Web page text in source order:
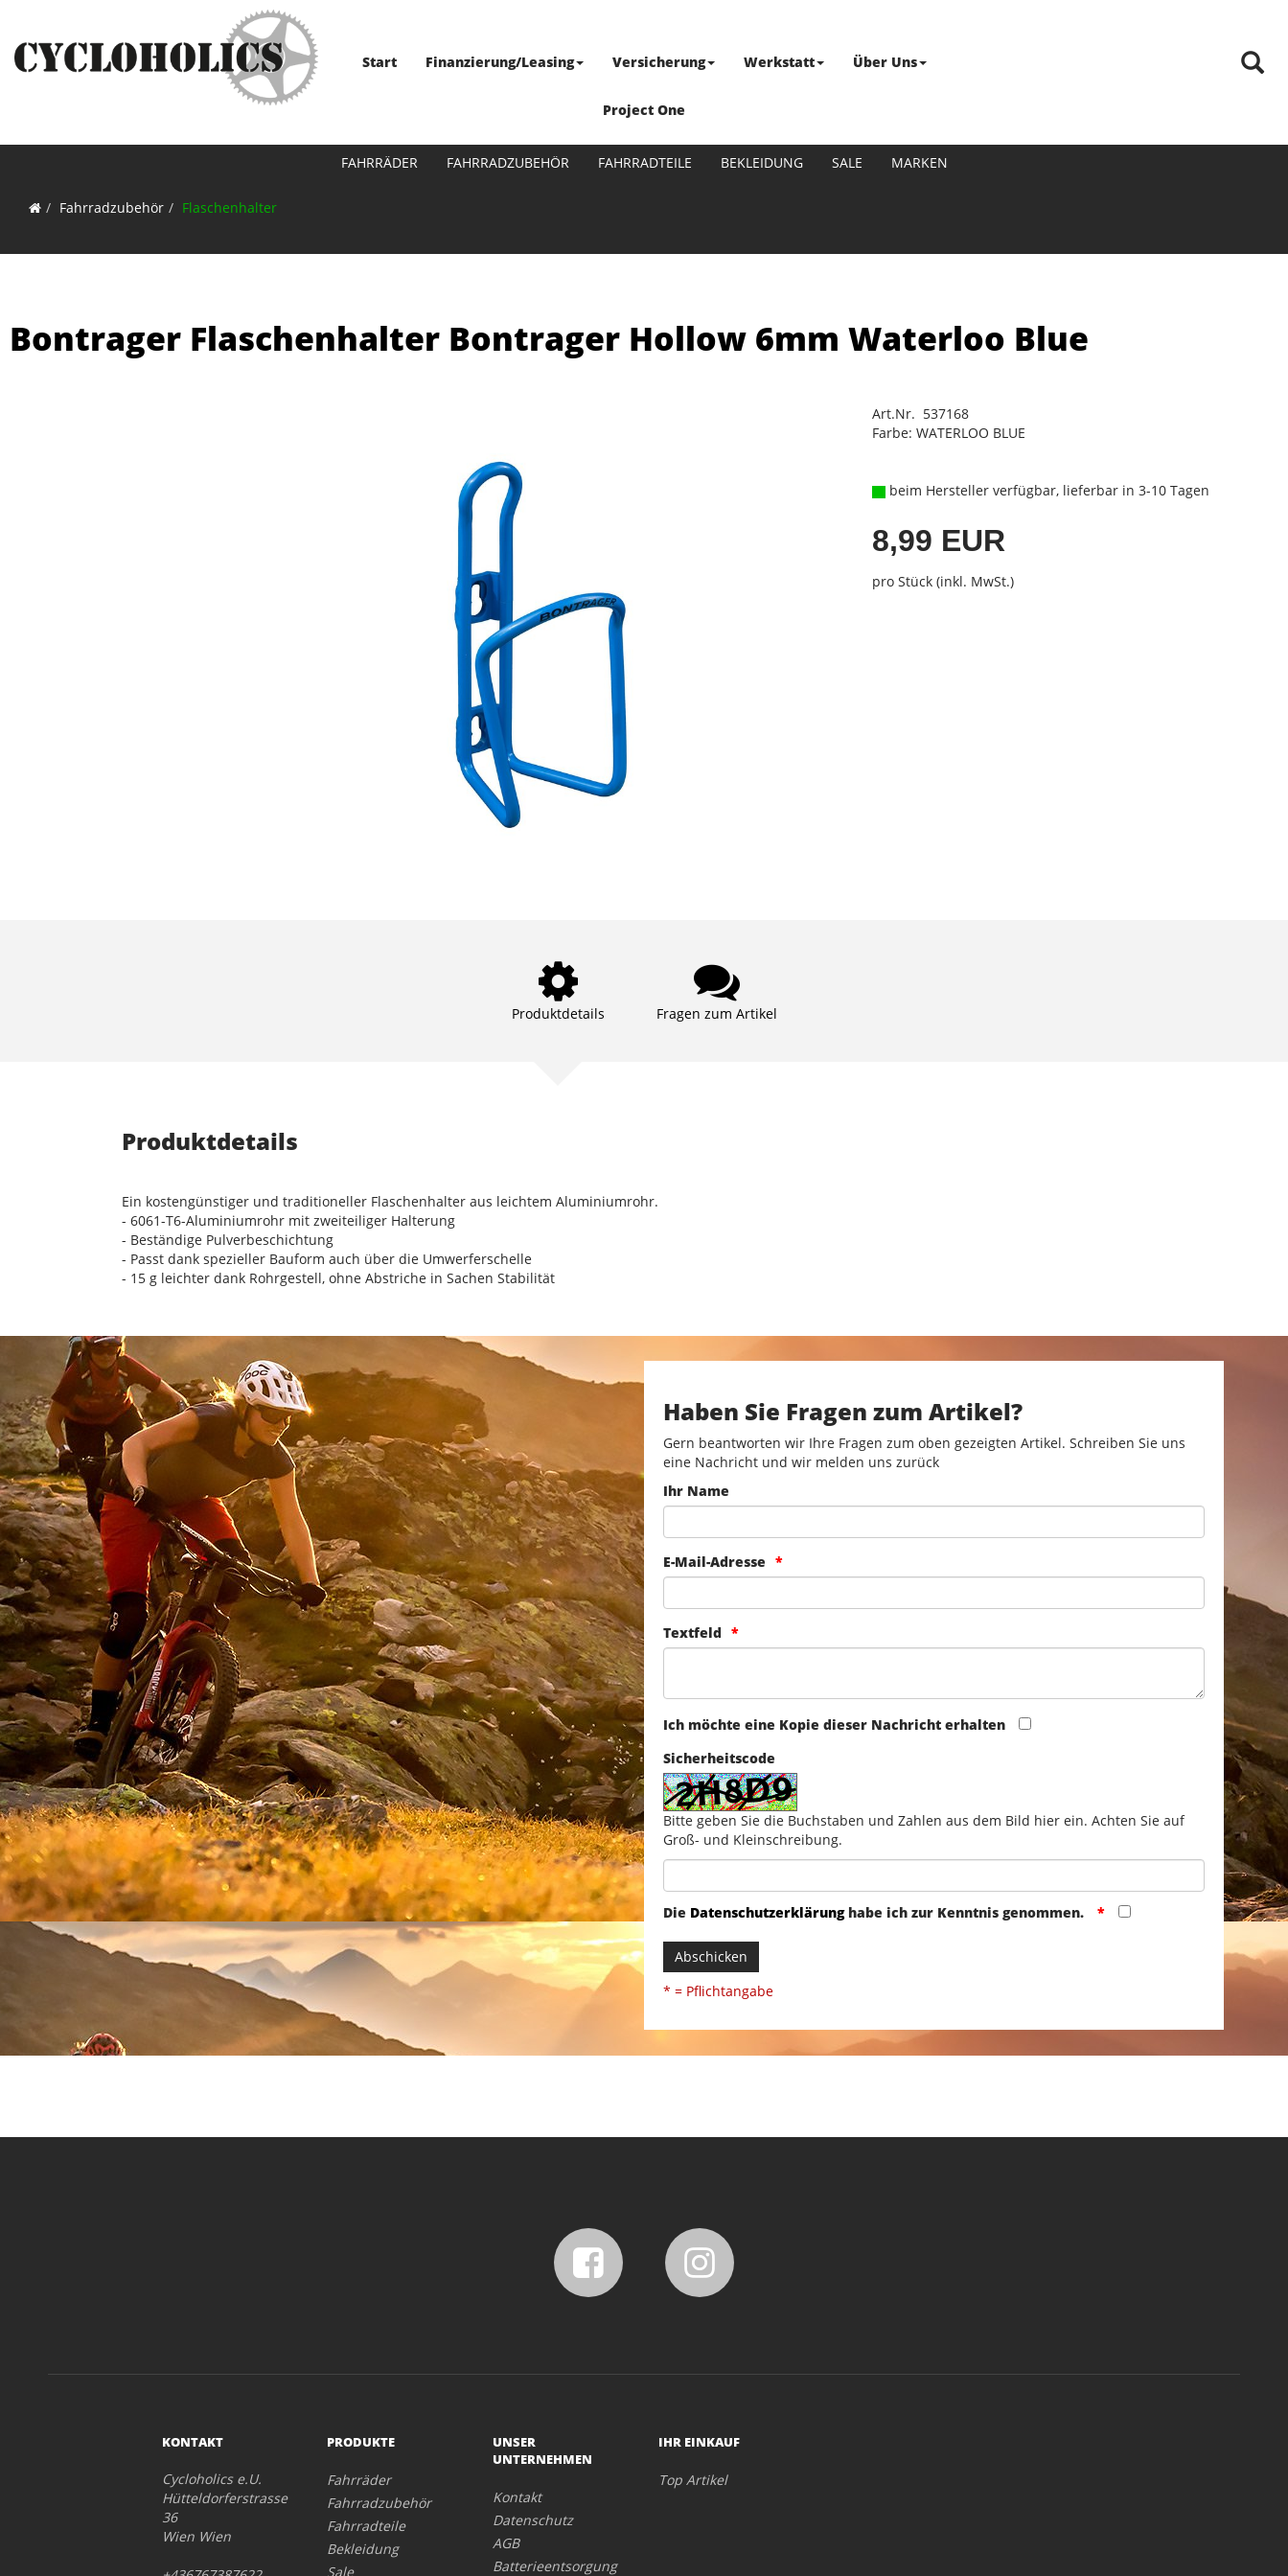
Start Finanzierung/Leasing Versicherung Werkstatt Über Uns
Project One
FAHRRÄDER FAHRRADZUBEHÖR FAHRRADTEILE BEKLEIDUNG SALE MARKEN
Fahrradzubehör Flaschenhalter
Bontrager Flaschenhalter Bontrager Hollow 6mm Waterloo Blue
Art.Nr. 537168
Farbe: WATERLOO BLUE
beim Hersteller verfügbar, lieferbar in 3-10 Tagen
8,99 EUR
pro Stück (inkl. MwSt.)
Produktdetails Fragen zum Artikel
Produktdetails
Ein kostengünstiger und traditioneller Flaschenhalter aus leichtem Aluminiumrohr.
- 6061-T6-Aluminiumrohr mit zweiteiliger Halterung
- Beständige Pulverbeschichtung
- Passt dank spezieller Bauform auch über die Umwerferschelle
- 15 g leichter dank Rohrgestell, ohne Abstriche in Sachen Stabilität
Haben Sie Fragen zum Artikel?
Gern beantworten wir Ihre Fragen zum oben gezeigten Artikel. Schreiben Sie uns
eine Nachricht und wir melden uns zurück
Ihr Name
E-Mail-Adresse
Textfeld
Ich möchte eine Kopie dieser Nachricht erhalten
Sicherheitscode
Bitte geben Sie die Buchstaben und Zahlen aus dem Bild hier ein. Achten Sie auf
Groß- und Kleinschreibung.
Die Datenschutzerklärunghabe ich zur Kenntnis genommen.
Abschicken
* = Pflichtangabe
KONTAKT
Cycloholics e.U.
Hütteldorferstrasse
36
Wien Wien
PRODUKTE
Fahrräder
Fahrradzubehör
Fahrradteile
Bekleidung
Sale
UNSER
UNTERNEHMEN
Kontakt
Datenschutz
AGB
Batterieentsorgung
IHR EINKAUF
Top Artikel